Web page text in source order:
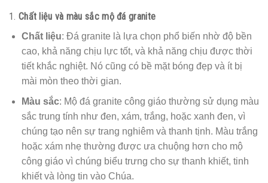
1. Chất liệu và màu sắc mộ đá granite
Chất liệu: Đá granite là lựa chọn phổ biến nhờ độ bền
cao, khả năng chịu lực tốt, và khả năng chịu được thời
tiết khắc nghiệt. Nó cũng có bề mặt bóng đẹp và ít bị
mài mòn theo thời gian.
Màu sắc: Mộ đá granite công giáo thường sử dụng màu
sắc trung tính như đen, xám, trắng, hoặc xanh đen, vì
chúng tạo nên sự trang nghiêm và thanh tịnh. Màu trắng
hoặc xám nhẹ thường được ưa chuộng hơn cho mộ
công giáo vì chúng biểu trưng cho sự thanh khiết, tinh
khiết và lòng tin vào Chúa.